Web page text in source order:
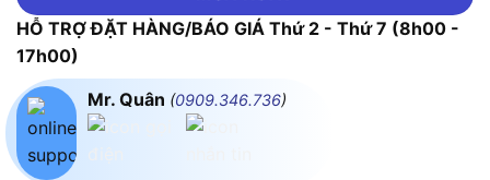
HỖ TRỢ ĐẶT HÀNG/BÁO GIÁ Thứ 2 - Thứ 7 (8h00 -
17h00)
Mr. Quân (0909.346.736)